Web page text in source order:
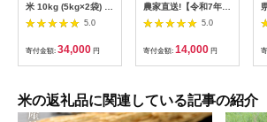
米 10kg (5kg×2袋) 令
和7年産 | ミルキーク
イーン 米5kg 福島 福
島県産 福島産 福島産
ミルキークイーン 福
島県産ミルキークイー
令和7年産米 武田ファ
ーム サムランド 南相
馬 cu002-ab
5.0
寄付金額: 34,000 円
農家直送!【令和7年
産】ミルキークイーン
精米5kg 一等米!
5.0
寄付金額: 14,000 円
米の返礼品に関連している記事の紹介